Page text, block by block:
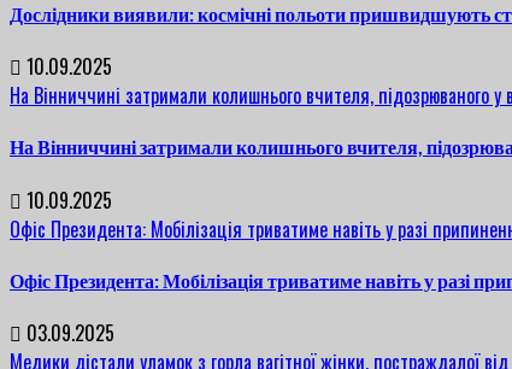
Дослідники виявили: космічні польоти пришвидшують
10.09.2025
На Вінниччині затримали колишнього вчителя, підозрюваного у
На Вінниччині затримали колишнього вчителя,
10.09.2025
Офіс Президента: Мобілізація триватиме навіть у разі
Офіс Президента: Мобілізація триватиме навіть у разі
03.09.2025
Медики дістали уламок з горла вагітної жінки, постраждалої